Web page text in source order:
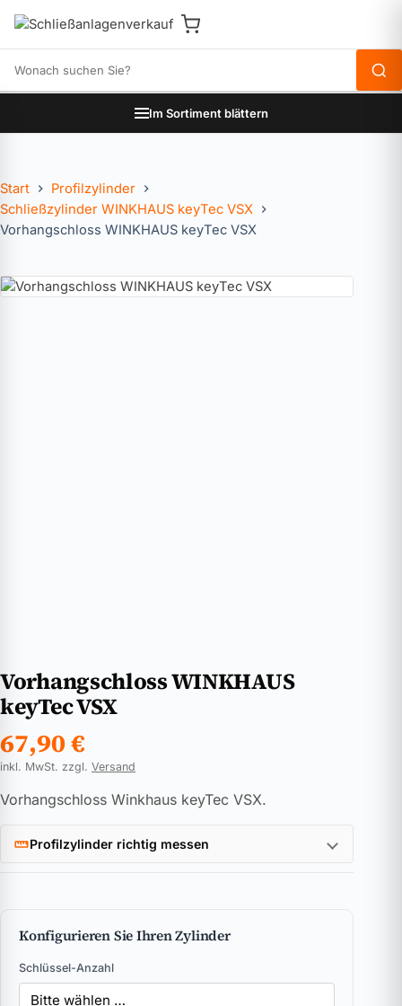
Im Sortiment blättern
Start
Profilzylinder
Schließzylinder WINKHAUS keyTec VSX
Vorhangschloss WINKHAUS keyTec VSX
Vorhangschloss WINKHAUS
keyTec VSX
67,90€
inkl. MwSt. zzgl. Versand
Vorhangschloss Winkhaus keyTec VSX.
Profilzylinder richtig messen
Konfigurieren Sie Ihren Zylinder
Schlüssel-Anzahl